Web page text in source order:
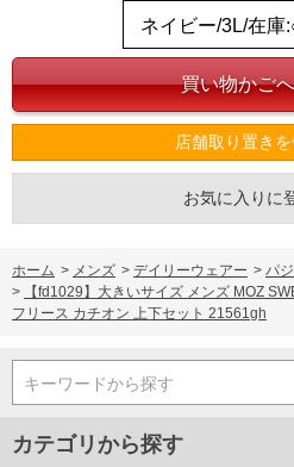
店舗取り置き
お気に入りに
ホーム > メンズ > デイリーウェアー > パ
>
【fd1029】大きいサイズ メンズ MOZ
フリース カチオン 上下セット 21561gh
キーワードから探す
カテゴリから探す